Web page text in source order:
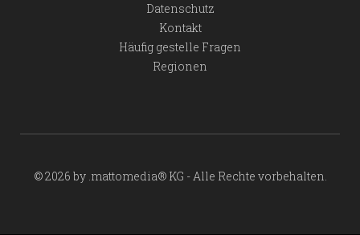
Datenschutz
Kontakt
Häufig gestelle Fragen
Regionen
© 2026 by .mattomedia® KG - Alle Rechte vorbehalten.